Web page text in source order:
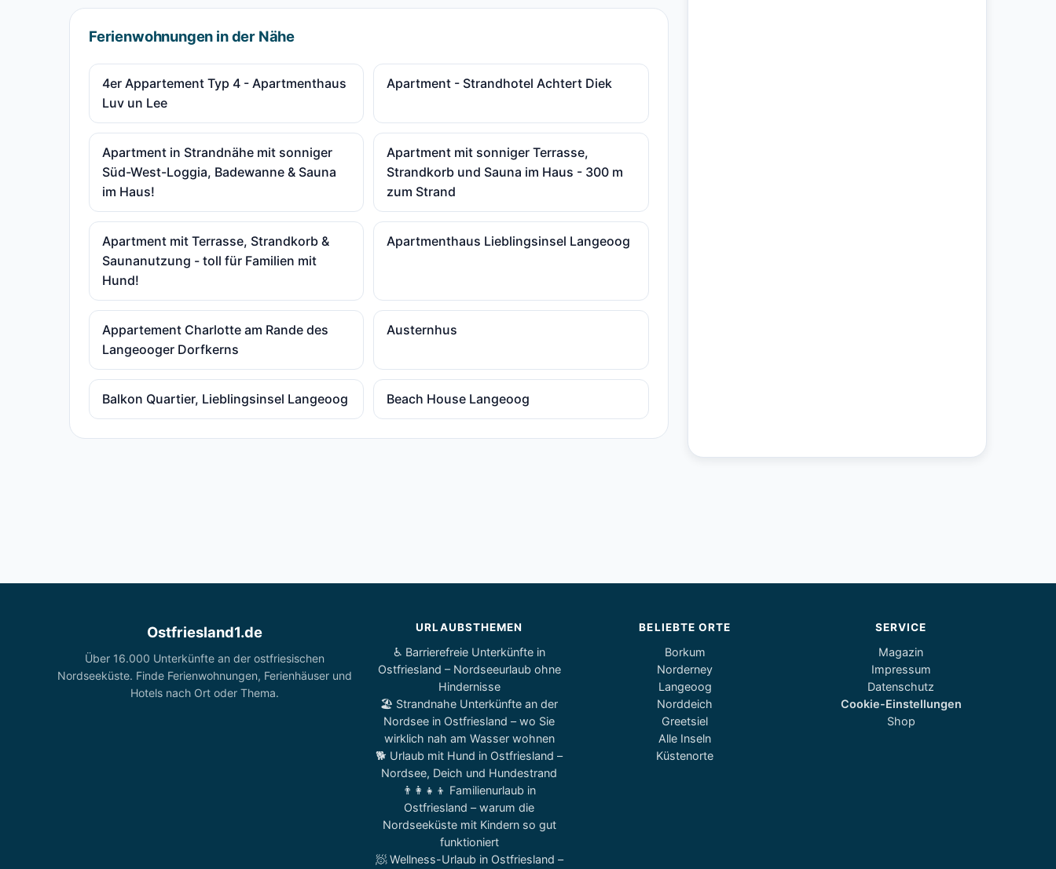
Ferienwohnungen in der Nähe
4er Appartement Typ 4 - Apartmenthaus
Luv un Lee
Apartment - Strandhotel Achtert Diek
Apartment in Strandnähe mit sonniger
Süd-West-Loggia, Badewanne & Sauna
im Haus!
Apartment mit sonniger Terrasse,
Strandkorb und Sauna im Haus - 300 m
zum Strand
Apartment mit Terrasse, Strandkorb &
Saunanutzung - toll für Familien mit
Hund!
Apartmenthaus Lieblingsinsel Langeoog
Appartement Charlotte am Rande des
Langeooger Dorfkerns
Austernhus
Balkon Quartier, Lieblingsinsel Langeoog Beach House Langeoog
Ostfriesland1.de
Über 16.000 Unterkünfte an der ostfriesischen
Nordseeküste. Finde Ferienwohnungen, Ferienhäuser und
Hotels nach Ort oder Thema.
URLAUBSTHEMEN
♿ Barrierefreie Unterkünfte in
Ostfriesland – Nordseeurlaub ohne
Hindernisse
🏖️ Strandnahe Unterkünfte an der
Nordsee in Ostfriesland – wo Sie
wirklich nah am Wasser wohnen
🐕 Urlaub mit Hund in Ostfriesland –
Nordsee, Deich und Hundestrand
👨‍👩‍👧‍👦 Familienurlaub in
Ostfriesland – warum die
Nordseeküste mit Kindern so gut
funktioniert
🧖 Wellness-Urlaub in Ostfriesland –
BELIEBTE ORTE
Borkum
Norderney
Langeoog
Norddeich
Greetsiel
Alle Inseln
Küstenorte
SERVICE
Magazin
Impressum
Datenschutz
Cookie-Einstellungen
Shop